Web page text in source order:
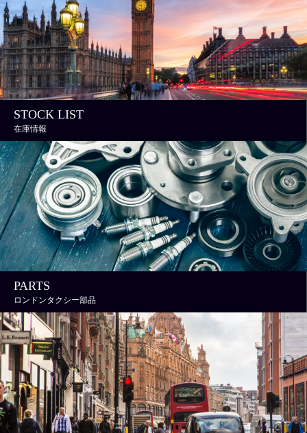
STOCK LIST
在庫情報
PARTS
ロンドンタクシー部品